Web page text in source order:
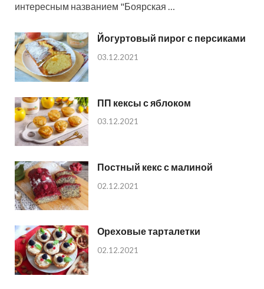
интересным названием "Боярская …
Йогуртовый пирог с персиками
03.12.2021
ПП кексы с яблоком
03.12.2021
Постный кекс с малиной
02.12.2021
Ореховые тарталетки
02.12.2021